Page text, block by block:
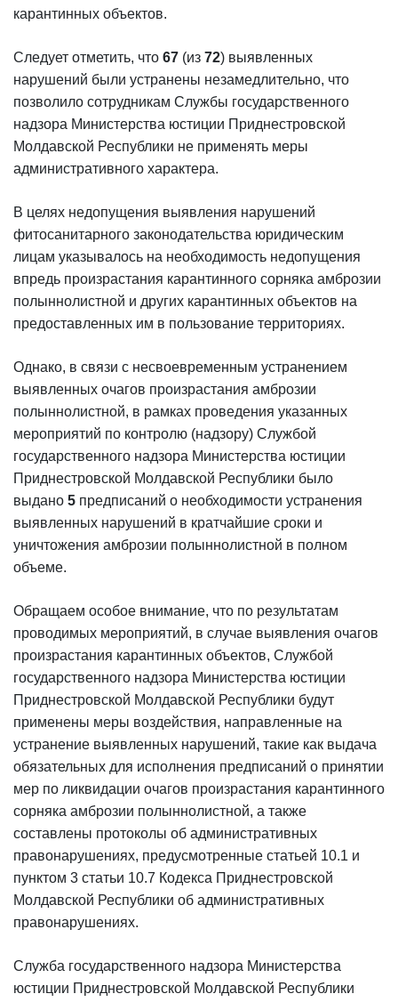
карантинных объектов.
Следует отметить, что 67 (из 72) выявленных
нарушений были устранены незамедлительно, что
позволило сотрудникам Службы государственного
надзора Министерства юстиции Приднестровской
Молдавской Республики не применять меры
административного характера.
В целях недопущения выявления нарушений
фитосанитарного законодательства юридическим
лицам указывалось на необходимость недопущения
впредь произрастания карантинного сорняка амброзии
полыннолистной и других карантинных объектов на
предоставленных им в пользование территориях.
Однако, в связи с несвоевременным устранением
выявленных очагов произрастания амброзии
полыннолистной, в рамках проведения указанных
мероприятий по контролю (надзору) Службой
государственного надзора Министерства юстиции
Приднестровской Молдавской Республики было
выдано 5 предписаний о необходимости устранения
выявленных нарушений в кратчайшие сроки и
уничтожения амброзии полыннолистной в полном
объеме.
Обращаем особое внимание, что по результатам
проводимых мероприятий, в случае выявления очагов
произрастания карантинных объектов, Службой
государственного надзора Министерства юстиции
Приднестровской Молдавской Республики будут
применены меры воздействия, направленные на
устранение выявленных нарушений, такие как выдача
обязательных для исполнения предписаний о принятии
мер по ликвидации очагов произрастания карантинного
сорняка амброзии полыннолистной, а также
составлены протоколы об административных
правонарушениях, предусмотренные статьей 10.1 и
пунктом 3 статьи 10.7 Кодекса Приднестровской
Молдавской Республики об административных
правонарушениях.
Служба государственного надзора Министерства
юстиции Приднестровской Молдавской Республики